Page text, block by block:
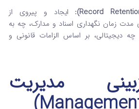
ایجاد و پیروی از
زمان نگهداری اسناد و مدارک، چه به
دیجیتالی، بر اساس الزامات قانونی و
مدیریت